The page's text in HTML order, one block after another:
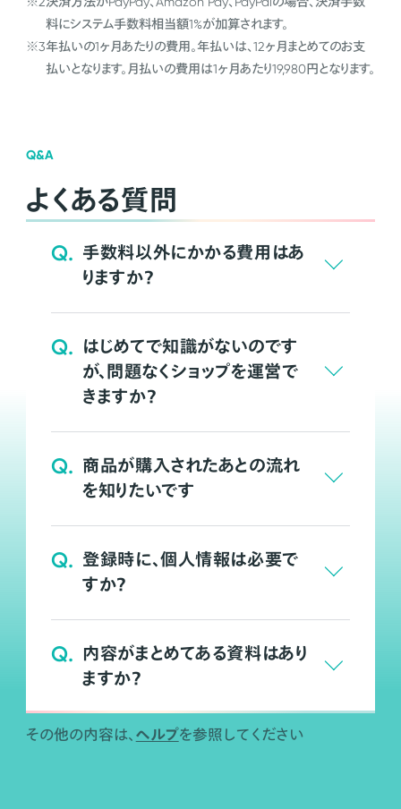
料にシステム手数料相当額1%が加算されます。
※3年払いの1ヶ月あたりの費用。年払いは、12ヶ月まとめてのお支
払いとなります。月払いの費用は1ヶ月あたり19,980円となります。
Q&A
よくある質問
Q. 手数料以外にかかる費用はあ
りますか？
Q. はじめてで知識がないのです
が、問題なくショップを運営で
きますか？
Q. 商品が購入されたあとの流れ
を知りたいです
Q. 登録時に、個人情報は必要で
すか？
Q. 内容がまとめてある資料はあり
ますか？
その他の内容は、 ヘルプを参照してください